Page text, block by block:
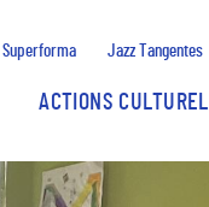
Superforma Jazz Tangentes
ACTIONS